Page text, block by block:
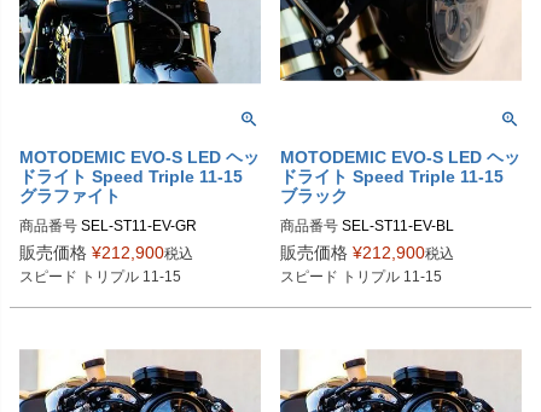
MOTODEMIC EVO-S LED ヘッ
ドライト Speed Triple 11-15
グラファイト
商品番号 SEL-ST11-EV-GR
SKU：MK10211-BB-8780G：ST11-
EV-GR-BL：ブラック
EV-GR-BR：ブラッシュ
EV-GR-CH：クローム
https://motodemic.com/shop/triumph-
speed-triple-single-headlight-conver
販売価格 ¥212,900税込
スピード トリプル 11-15
MOTODEMIC EVO-S LED ヘッ
ドライト Speed Triple 11-15
ブラック
商品番号 SEL-ST11-EV-BL
SKU：MK10211-BB-8780B：ST11-
EV-BL-BL：ブラック
EV-BL-BR：ブラッシュ
EV-BL-CH：クローム
https://motodemic.com/shop/triumph-
speed-triple-single-headlight-conver
販売価格 ¥212,900税込
スピード トリプル 11-15